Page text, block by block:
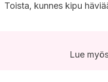
Toista, kunnes kipu
Lue